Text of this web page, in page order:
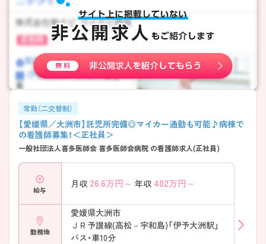
して成長したい」という方にぴったりです。 ・新卒1年目応募OK ・経験1年
未満OK ・精神科未経験歓迎 ・院内研修制度充実 → 経験に自信がない方
も、一歩ずつ学べる環境が整っています。
――――――――――――――― ■ 人間関係の安心感が魅力です♪
――――――――――――――― 温かいサポート体制があり、相談しや
すい雰囲気があります。 ・看護部長は包み込むタイプのお人柄 ・若手職
員の受け入れ実績あり ・困った時に相談しやすい環境 ・精神科未経験者
も多数活躍 → 新しい環境に不安を感じる方も、安心してスタートしやす
向き合える看護 ――――――――――――――― 一人ひとりに寄り添
った看護を大切にしています。 ・病床数166床 ・精神科149床、内科17床 ・
地域に根差した精神科医療 ・長期的に患者様と関われる環境 → 慌ただ
しさよりも、丁寧な看護を実践したい方におすすめです。
――――――――――――――― ■ 残業少なめで長く働きやすい♪
通勤可能（駐車場あり） → オンオフのメリハリをつけながら働きやすい
環境です。
常勤（二交替制）
【愛媛県／大洲市】託児所完備◎マイカー通勤も可能♪病棟で
の看護師募集！＜正社員＞
一般社団法人喜多医師会 喜多医師会病院 の看護師求人(正社員)
給与
月収 26.6万円～ 年収 402万円～
勤務地
愛媛県大洲市
ＪＲ予讃線(高松－宇和島)「伊予大洲駅」
バス・車10分